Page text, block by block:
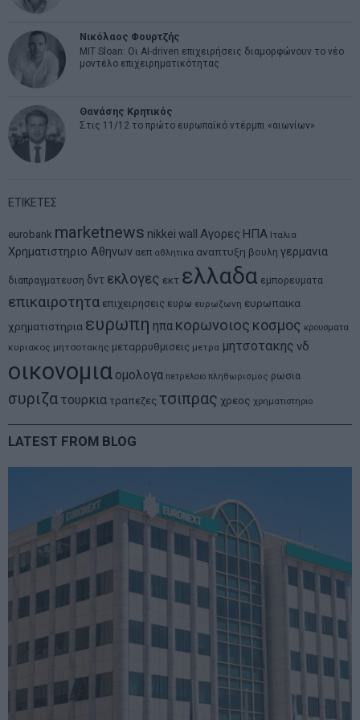
Νικόλαος Φουρτζής
MIT Sloan: Οι AI-driven επιχειρήσεις διαμορφώνουν το νέο
μοντέλο επιχειρηματικότητας
Θανάσης Κρητικός
Στις 11/12 το πρώτο ευρωπαϊκό ντέρμπι «αιωνίων»
ΕΤΙΚΕΤΕΣ
eurobank marketnews nikkei wall Αγορες ΗΠΑ Ιταλια
Χρηματιστηριο Αθηνων αεπ αθλητικα αναπτυξη βουλη γερμανια
διαπραγματευση δντ εκλογες εκτ ελλαδα εμπορευματα
επικαιροτητα επιχειρησεις ευρω ευρωζωνη ευρωπαικα
χρηματιστηρια ευρωπη ηπα κορωνοιος κοσμος κρουσματα
κυριακος μητσοτακης μεταρρυθμισεις μετρα μητσοτακης νδ
οικονομια ομολογα πετρελαιο πληθωρισμος ρωσια
συριζα τουρκια τραπεζες τσιπρας χρεος χρηματιστηριο
LATEST FROM BLOG